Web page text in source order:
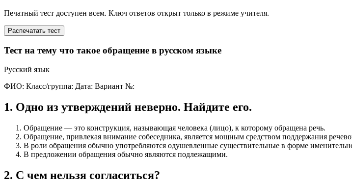
Печатный тест доступен всем. Ключ ответов открыт только в режиме учителя.
Распечатать тест
Тест на тему что такое обращение в русском языке
Русский язык
ФИО: Класс/группа: Дата: Вариант №:
1. Одно из утверждений неверно. Найдите его.
Обращение — это конструкция, называющая человека (лицо), к которому обращена речь.
Обращение, привлекая внимание собеседника, является мощным средством поддержания
В роли обращения обычно употребляются одушевленные существительные в форме
В предложении обращения обычно являются подлежащими.
2. С чем нельзя согласиться?